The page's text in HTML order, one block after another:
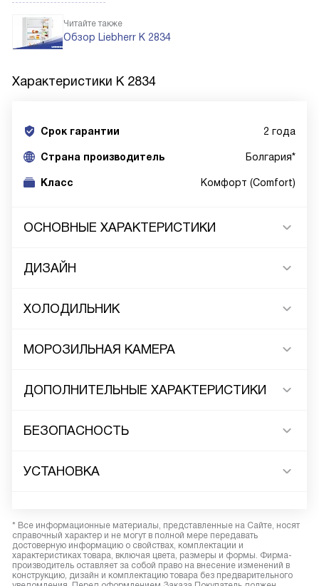
Читайте также
Обзор Liebherr K 2834
Характеристики K 2834
Срок гарантии 2 года
Cтрана производитель Болгария*
Класс Комфорт (Comfort)
ОСНОВНЫЕ ХАРАКТЕРИСТИКИ
ДИЗАЙН
ХОЛОДИЛЬНИК
МОРОЗИЛЬНАЯ КАМЕРА
ДОПОЛНИТЕЛЬНЫЕ ХАРАКТЕРИСТИКИ
БЕЗОПАСНОСТЬ
УСТАНОВКА
* Все информационные материалы, представленные на Сайте, носят
справочный характер и не могут в полной мере передавать
достоверную информацию о свойствах, комплектации и
характеристиках товара, включая цвета, размеры и формы. Фирма-
производитель оставляет за собой право на внесение изменений в
конструкцию, дизайн и комплектацию товара без предварительного